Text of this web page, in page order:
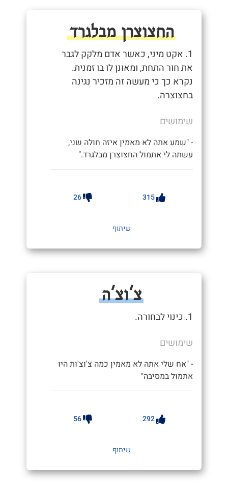
החצוצרן מבלגרד
1. אקט מיני, כאשר אדם מלקק לגבר
את חור התחת, ומאונן לו בו זמנית.
נקרא כך כי מעשה זה מזכיר נגינה
בחצוצרה.
שימושים
- "שמע אתה לא מאמין איזה חולה שני,
עשתה לי אתמול החצוצרן מבלגרד."
315
26
שיתוף
צ'וצ'ה
1. כינוי לבחורה.
שימושים
- "אח שלי אתה לא מאמין כמה צ'וצ'ות היו
אתמול במסיבה"
292
56
שיתוף